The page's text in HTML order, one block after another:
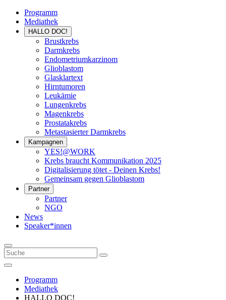
Programm
Mediathek
HALLO DOC!
Brustkrebs
Darmkrebs
Endometriumkarzinom
Glioblastom
Glasklartext
Hirntumoren
Leukämie
Lungenkrebs
Magenkrebs
Prostatakrebs
Metastasierter Darmkrebs
Kampagnen
YES!@WORK
Krebs braucht Kommunikation 2025
Digitalisierung tötet - Deinen Krebs!
Gemeinsam gegen Glioblastom
Partner
Partner
NGO
News
Speaker*innen
Programm
Mediathek
HALLO DOC!